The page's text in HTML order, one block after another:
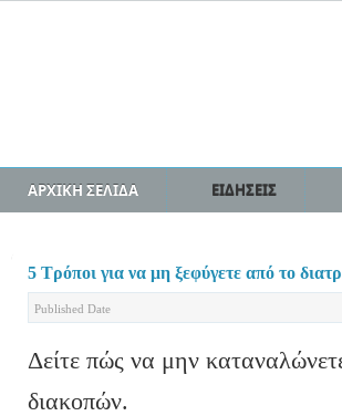
ΑΡΧΙΚΗ ΣΕΛΙΔΑ ΕΙΔΗΣΕΙΣ
5 Τρόποι για να μη ξεφύγετε από το
Published Date
Δείτε πώς να μην
διακοπών.